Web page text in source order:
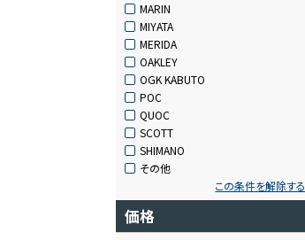
MARIN
MIYATA
MERIDA
OAKLEY
OGK KABUTO
POC
QUOC
SCOTT
SHIMANO
その他
この条件を解除する
価格